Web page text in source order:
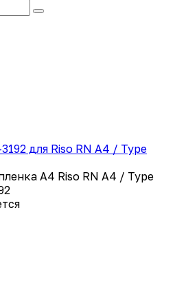
для Riso RN A4 / Type
A4 Riso RN A4 / Type